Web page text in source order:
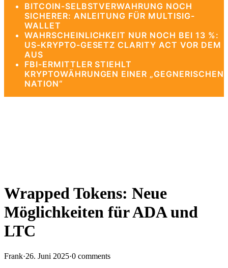
BITCOIN-SELBSTVERWAHRUNG NOCH
SICHERER: ANLEITUNG FÜR MULTISIG-
WALLET
WAHRSCHEINLICHKEIT NUR NOCH BEI 13 %:
US-KRYPTO-GESETZ CLARITY ACT VOR DEM
AUS
FBI-ERMITTLER STIEHLT
KRYPTOWÄHRUNGEN EINER „GEGNERISCHEN
NATION“
Wrapped Tokens: Neue
Möglichkeiten für ADA und
LTC
Frank·26. Juni 2025·0 comments